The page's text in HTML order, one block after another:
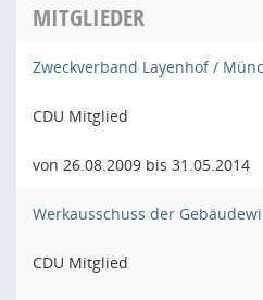
MITGLIEDER
Zweckverband Layenhof /
CDU Mitglied
von 26.08.2009 bis 31.05.2014
Werkausschuss der
CDU Mitglied